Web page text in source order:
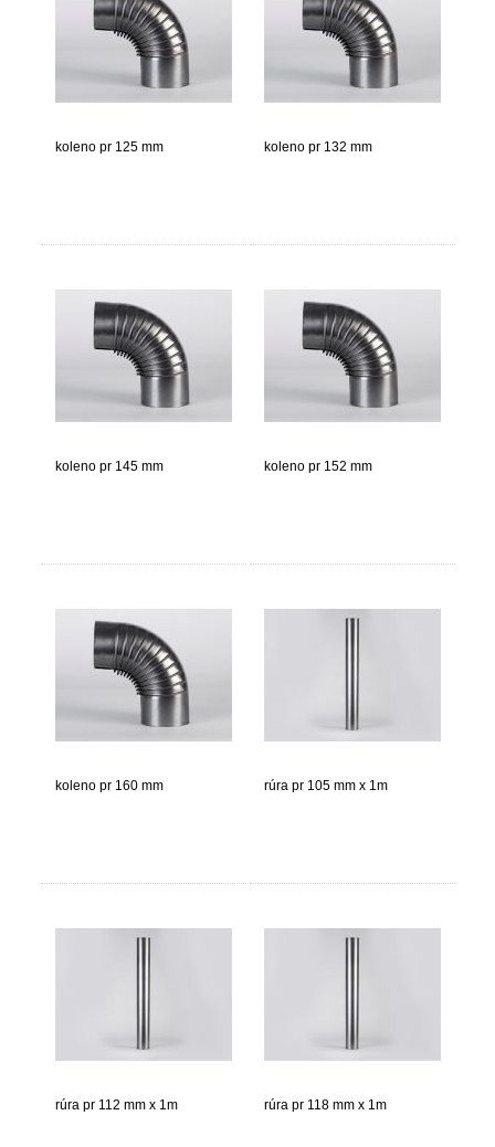
koleno pr 125 mm koleno pr 132 mm
koleno pr 145 mm koleno pr 152 mm
koleno pr 160 mm rúra pr 105 mm x 1m
rúra pr 112 mm x 1m rúra pr 118 mm x 1m